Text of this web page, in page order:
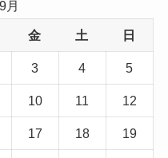
月
金 土 日
3 4 5
10 11 12
17 18 19